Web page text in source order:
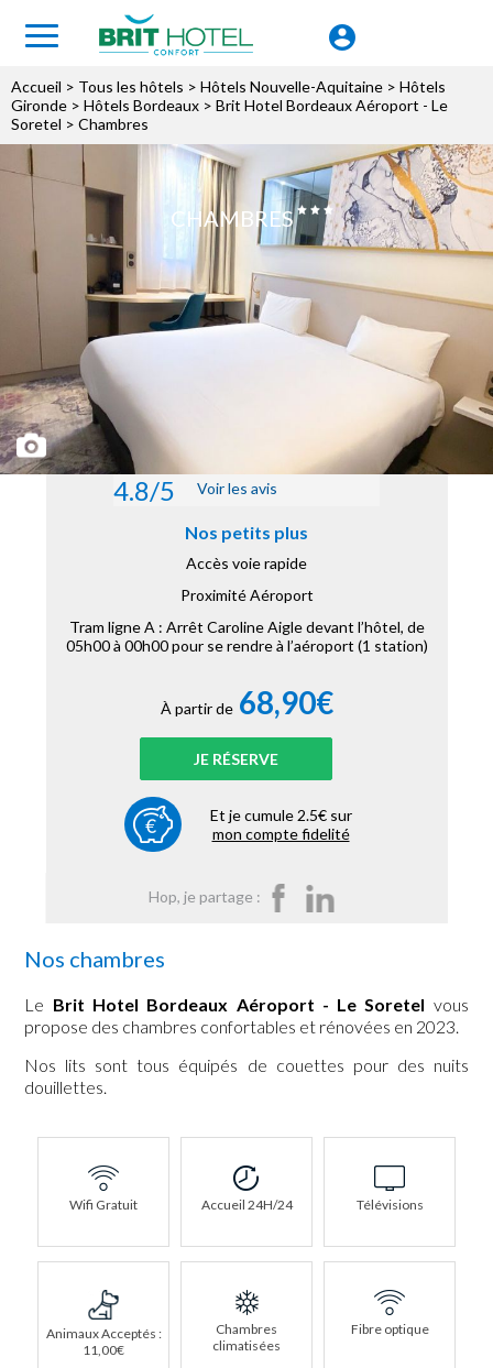
Accueil > Tous les hôtels > Hôtels Nouvelle-Aquitaine > Hôtels
Gironde > Hôtels Bordeaux > Brit Hotel Bordeaux Aéroport - Le
Soretel > Chambres
CHAMBRES
4.8/5 Voir les avis
Nos petits plus
Accès voie rapide
Proximité Aéroport
Tram ligne A : Arrêt Caroline Aigle devant l’hôtel, de
05h00 à 00h00 pour se rendre à l’aéroport (1 station)
À partir de 68,90€
JE RÉSERVE
Et je cumule 2.5€ sur
mon compte fidelité
Hop, je partage :
Nos chambres
Le Brit Hotel Bordeaux Aéroport - Le Soretel vous
propose des chambres confortables et rénovées en 2023.
Nos lits sont tous équipés de couettes pour des nuits
douillettes.
Wifi Gratuit Accueil 24H/24 Télévisions
Animaux Acceptés :
11,00€
Chambres
climatisées
Fibre optique